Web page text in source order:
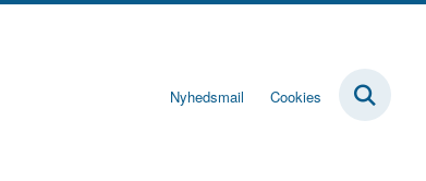
Nyhedsmail Cookies